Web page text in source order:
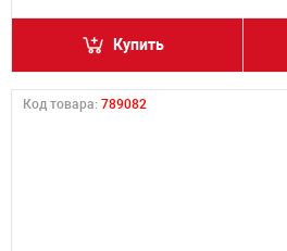
Купить
Код товара: 789082